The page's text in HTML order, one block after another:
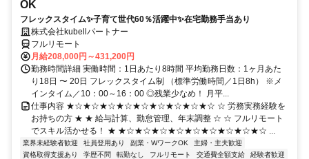
OK
フレックスタイム✨子育て世代60％活躍中✨在宅勤務手当あり
株式会社kubellパートナー
フルリモート
月給208,000円～431,200円
勤務時間詳細 実働時間：1日あたり8時間 平均勤務日数：1ヶ月あた
り18日 〜 20日 フレックスタイム制 （標準労働時間／1日8h） ※メ
インタイム／10：00～16：00 ◎残業少なめ！ 月平...
仕事内容 ★☆★☆★☆★☆★☆★☆★☆★☆★☆ ☆ 労務実務経験を
お持ちの方 ★ ★ 給与計算、勤怠管理、年末調整 ☆ ☆ フルリモート
でスキル活かせる！ ★ ★☆★☆★☆★☆★☆★☆★☆★☆★☆ ...
業界未経験者歓迎 社員登用あり 副業・WワークOK
主婦・主夫歓迎
資格取得支援あり
学歴不問 転勤なし フルリモート 交通費全額支給
経験者歓迎